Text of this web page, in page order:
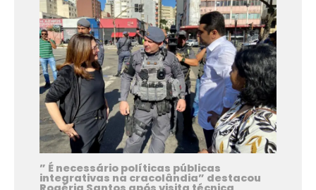
” É necessário políticas públicas
integrativas na cracolândia” destacou